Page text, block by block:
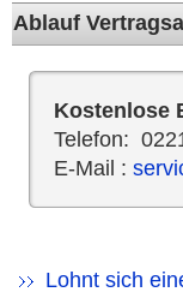
Ablauf
Kostenlose
Telefon:
E-Mail :
Lohnt sich